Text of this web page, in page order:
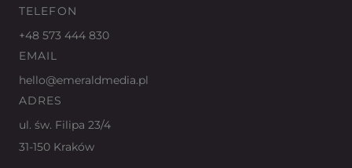
TELEFON
+48 573 444 830
EMAIL
hello@emeraldmedia.pl
ADRES
ul. św. Filipa 23/4
31-150 Kraków